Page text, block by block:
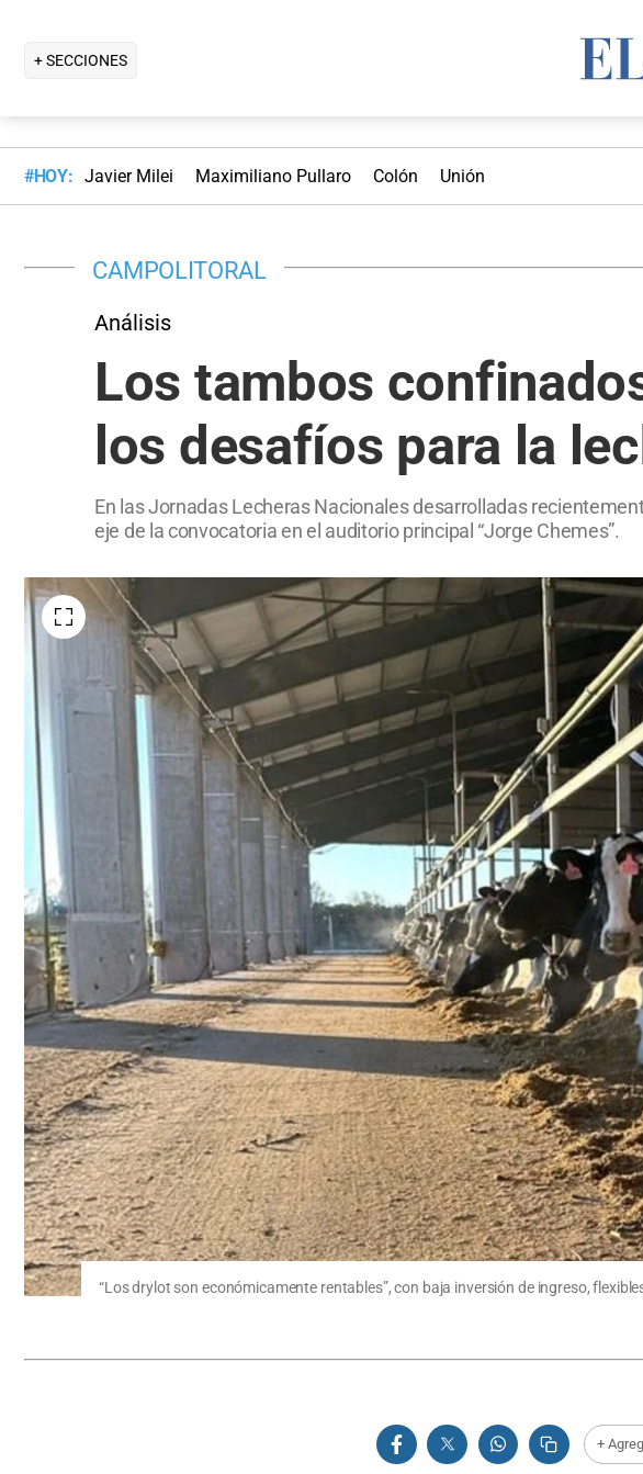
+ SECCIONES
#HOY: Javier Milei Maximiliano Pullaro Colón Unión
CAMPOLITORAL
Análisis
Los tambos
los desafíos para la
En las Jornadas Lecheras Nacionales desarrolladas
eje de la convocatoria en el auditorio principal “Jorge Chemes”.
“Los drylot son económicamente rentables”, con baja inversión de ingreso,
+